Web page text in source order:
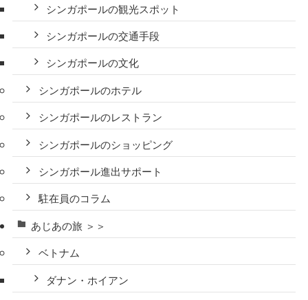
シンガポールの観光スポット
シンガポールの交通手段
シンガポールの文化
シンガポールのホテル
シンガポールのレストラン
シンガポールのショッピング
シンガポール進出サポート
駐在員のコラム
あじあの旅 ＞＞
ベトナム
ダナン・ホイアン